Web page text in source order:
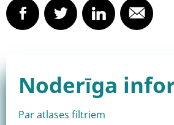
links
Noderīgas
saites
Noderīga
Par atlases filtriem